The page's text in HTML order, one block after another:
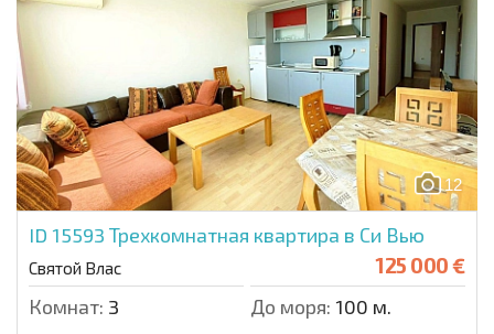
12
ID 15593 Трехкомнатная квартира в Си Вью
Святой Влас 125 000 €
Комнат: 3 До моря: 100 м.